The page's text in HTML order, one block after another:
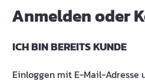
Anmelden oder
ICH BIN BEREITS KUNDE
Einloggen mit E-Mail-Adresse